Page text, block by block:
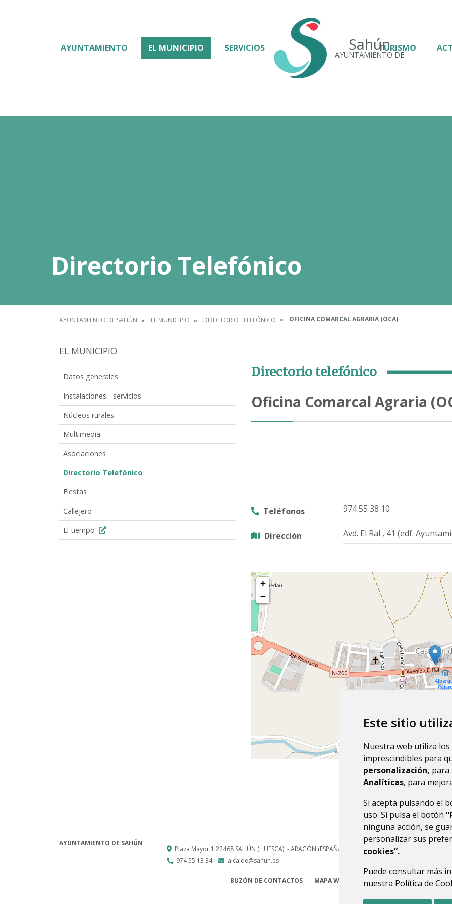
Este sitio
Nuestra web utiliza
imprescindibles para
personalización, para
Analíticas, para
Si acepta pulsando el
uso. Si pulsa el botón
ninguna acción, se
personalizar sus
cookies”.
Puede consultar más
nuestra Política de
Sahún
AYUNTAMIENTO DE
AYUNTAMIENTO EL MUNICIPIO SERVICIOS TURISMO
Directorio Telefónico
AYUNTAMIENTO DE SAHÚN EL MUNICIPIO DIRECTORIO TELEFÓNICO OFICINA COMARCAL AGRARIA (OCA)
EL MUNICIPIO
Datos generales
Instalaciones - servicios
Núcleos rurales
Multimedia
Asociaciones
Directorio Telefónico
Fiestas
Callejero
El tiempo
Directorio telefónico
Oficina Comarcal Agraria
Teléfonos 974 55 38 10
Dirección Avd. El Ral , 41 (edf.
+
−
AYUNTAMIENTO DE SAHÚN
Plaza Mayor 1 22468 SAHÚN (HUESCA) - ARAGÓN (ESPAÑA)
974 55 13 34
alcalde@sahun.es
BUZÓN DE CONTACTOS MAPA WEB AVISO LEGAL